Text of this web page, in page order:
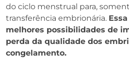
do ciclo menstrual para,
transferência embrionária.
melhores possibilidades de
perda da qualidade dos
congelamento.